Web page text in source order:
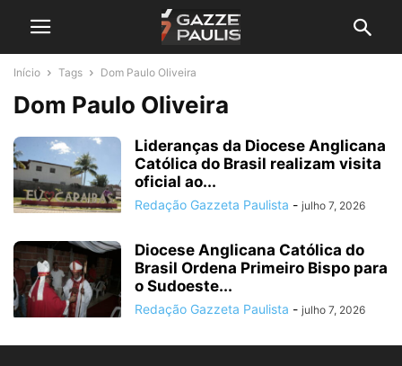
Início Tags Dom Paulo Oliveira
Dom Paulo Oliveira
Lideranças da Diocese Anglicana
Católica do Brasil realizam visita
oficial ao...
Redação Gazzeta Paulista - julho 7, 2026
Diocese Anglicana Católica do
Brasil Ordena Primeiro Bispo para
o Sudoeste...
Redação Gazzeta Paulista - julho 7, 2026